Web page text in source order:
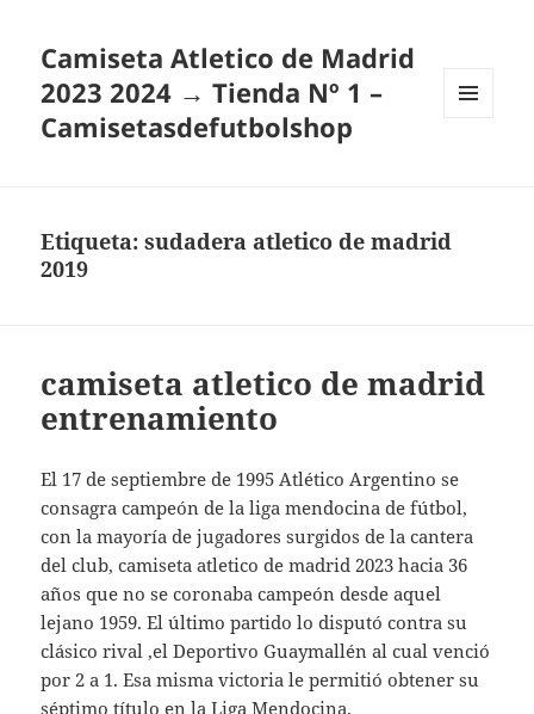
Camiseta Atletico de Madrid
2023 2024 → Tienda Nº 1 –
Camisetasdefutbolshop
Etiqueta:sudadera atletico de madrid
2019
camiseta atletico de madrid
entrenamiento
El 17 de septiembre de 1995 Atlético Argentino se
consagra campeón de la liga mendocina de fútbol,
con la mayoría de jugadores surgidos de la cantera
del club, camiseta atletico de madrid 2023 hacia 36
años que no se coronaba campeón desde aquel
lejano 1959. El último partido lo disputó contra su
clásico rival ,el Deportivo Guaymallén al cual venció
por 2 a 1. Esa misma victoria le permitió obtener su
séptimo título en la Liga Mendocina.